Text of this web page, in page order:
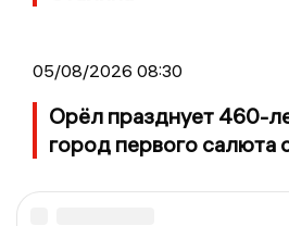
05/08/2026 08:30
Орёл празднует 460-
город первого салюта